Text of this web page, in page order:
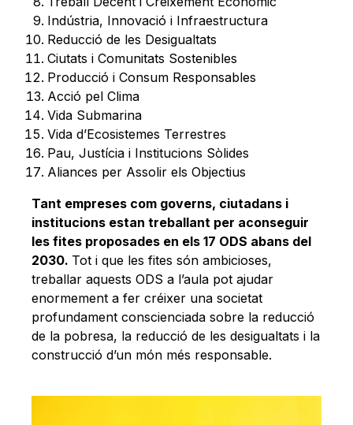
Indústria, Innovació i Infraestructura
Reducció de les Desigualtats
Ciutats i Comunitats Sostenibles
Producció i Consum Responsables
Acció pel Clima
Vida Submarina
Vida d’Ecosistemes Terrestres
Pau, Justícia i Institucions Sòlides
Aliances per Assolir els Objectius
Tant empreses com governs, ciutadans i
institucions estan treballant per aconseguir
les fites proposades en els 17 ODS abans del
2030. Tot i que les fites són ambicioses,
treballar aquests ODS a l’aula pot ajudar
enormement a fer créixer una societat
profundament conscienciada sobre la reducció
de la pobresa, la reducció de les desigualtats i la
construcció d’un món més responsable.